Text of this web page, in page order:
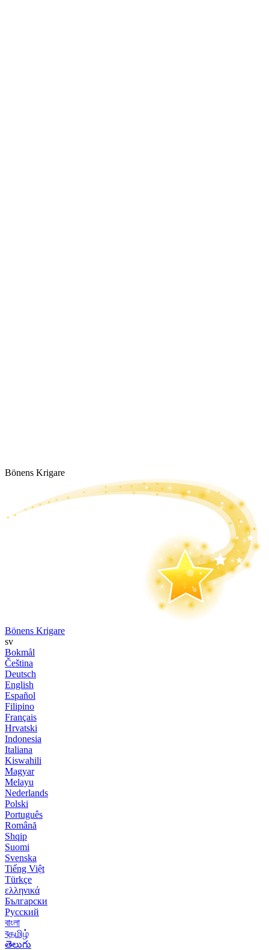
Bönens Krigare
Bönens Krigare
sv
Bokmål
Čeština
Deutsch
English
Español
Filipino
Français
Hrvatski
Indonesia
Italiana
Kiswahili
Magyar
Melayu
Nederlands
Polski
Português
Română
Shqip
Suomi
Svenska
Tiếng Việt
Türkçe
ελληνικά
Български
Русский
বাংলা
বதமிழ்
తెలుగు